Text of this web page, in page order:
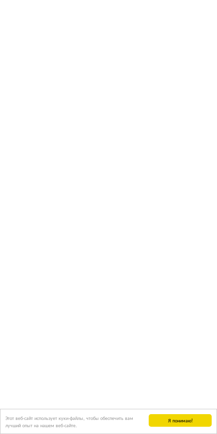
Я понимаю!
Этот веб-сайт использует куки-файлы, чтобы обеспечить вам
лучший опыт на нашем веб-сайте.